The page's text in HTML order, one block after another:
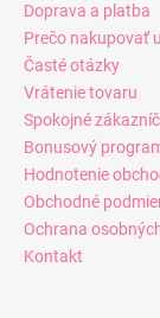
Doprava a platba
Prečo nakupovať
Časté otázky
Vrátenie tovaru
Spokojné
Bonusový
Hodnotenie
Obchodné
Ochrana
Kontakt